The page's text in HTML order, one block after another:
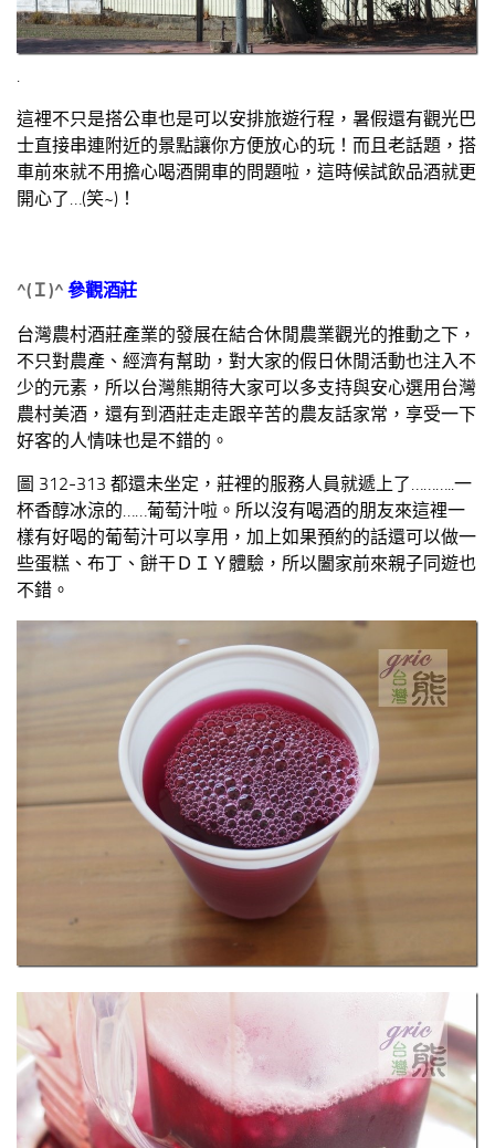
.
這裡不只是搭公車也是可以安排旅遊行程，暑假還有觀光巴
士直接串連附近的景點讓你方便放心的玩！而且老話題，搭
車前來就不用擔心喝酒開車的問題啦，這時候試飲品酒就更
開心了…(笑~)！
^( Ｉ)^參觀酒莊
台灣農村酒莊產業的發展在結合休閒農業觀光的推動之下，
不只對農產、經濟有幫助，對大家的假日休閒活動也注入不
少的元素，所以台灣熊期待大家可以多支持與安心選用台灣
農村美酒，還有到酒莊走走跟辛苦的農友話家常，享受一下
好客的人情味也是不錯的。
圖 312-313 都還未坐定，莊裡的服務人員就遞上了………..一
杯香醇冰涼的……葡萄汁啦。所以沒有喝酒的朋友來這裡一
樣有好喝的葡萄汁可以享用，加上如果預約的話還可以做一
些蛋糕、布丁、餅干ＤＩＹ體驗，所以闔家前來親子同遊也
不錯。